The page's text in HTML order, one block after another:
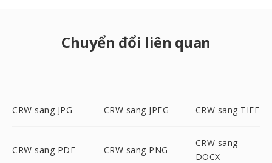
Chuyển đổi liên quan
CRW sang JPG CRW sang JPEG CRW sang TIFF
CRW sang PDF CRW sang PNG
CRW sang
DOCX